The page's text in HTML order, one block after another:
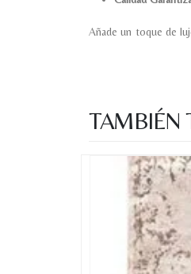
Añade un toque de
TAMBIÉN